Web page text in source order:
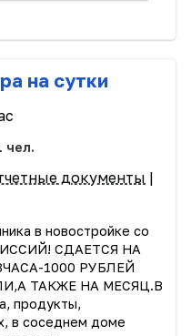
на сутки
чел.
документы |
в новостройке со
СДАЕТСЯ НА
1000 РУБЛЕЙ
ТАКЖЕ НА МЕСЯЦ.В
продукты,
в соседнем доме